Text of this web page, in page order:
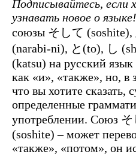
Подписывайтесь,
узнавать новое о языке!
союзы そして
(narabi-ni), と(to), し
(katsu) на русский язык
как «и», «также», но, в
что вы хотите сказать,
определенные
употреблении. Союз
(soshite) – может
«также», «потом», он